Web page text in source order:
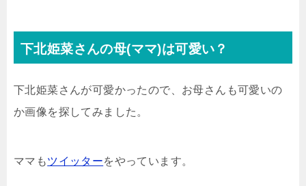
下北姫菜さんの母(ママ)は可愛い？
下北姫菜さんが可愛かったので、お母さんも可愛いの
か画像を探してみました。
ママもツイッターをやっています。